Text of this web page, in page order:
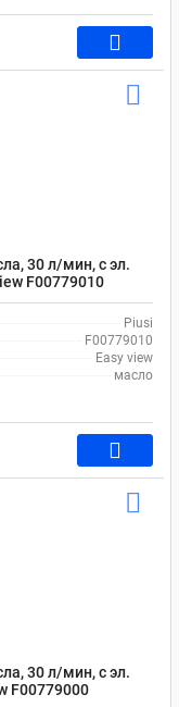
30 л/мин, с эл.
F00779010
Piusi
F00779010
Easy view
масло
30 л/мин, с эл.
F00779000